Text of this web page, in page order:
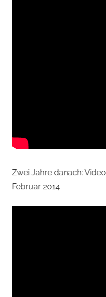
Zwei Jahre danach:
Februar 2014